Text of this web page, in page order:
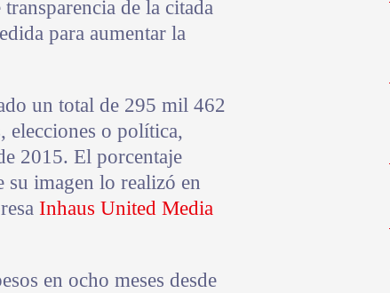
de la citada
para aumentar la
un total de 295 mil 462
elecciones o política,
2015. El porcentaje
imagen lo realizó en
Inhaus United Media
en ocho meses desde